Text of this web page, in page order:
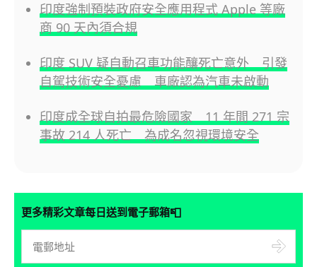
印度強制預裝政府安全應用程式 Apple 等廠
商 90 天內須合規
印度 SUV 疑自動召車功能釀死亡意外 引發
自駕技術安全憂慮 車廠認為汽車未啟動
印度成全球自拍最危險國家 11 年間 271 宗
事故 214 人死亡 為成名忽視環境安全
更多精彩文章每日送到電子郵箱📮